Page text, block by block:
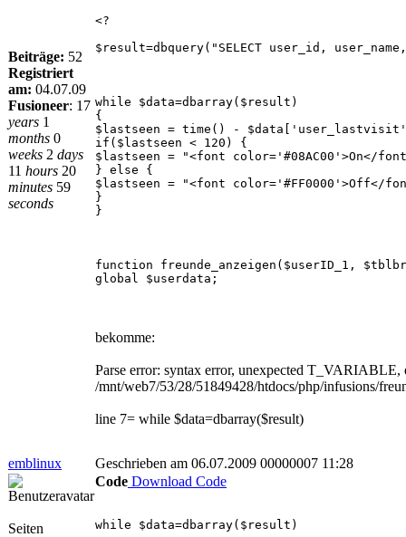
Beiträge: 52
Registriert
am: 04.07.09
Fusioneer: 17
years 1
months 0
weeks 2 days
11 hours 20
minutes 59
seconds
<?
$result=dbquery("SELECT user_id,
while $data=dbarray($result)
{
$lastseen = time() -
if($lastseen < 120) {
$lastseen = "<font color='#08AC00'>On</
} else {
$lastseen = "<font color='#FF0000'>Off</
}
}
function freunde_anzeigen($userID_1,
global $userdata;
bekomme:
Parse error: syntax error, unexpected T_VARIABLE,
/mnt/web7/53/28/51849428/htdocs/php/infusions/
line 7= while $data=dbarray($result)
emblinux Geschrieben am 06.07.2009 00000007 11:28
Seiten
Code Download Code
while $data=dbarray($result)